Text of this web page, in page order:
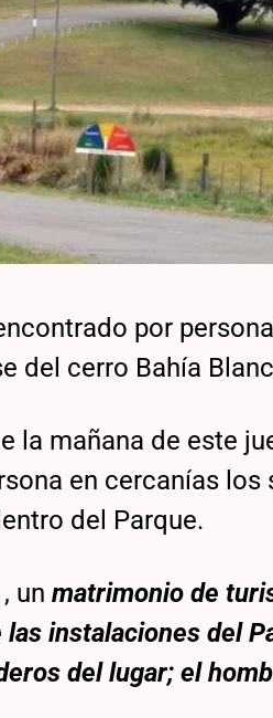
por
del cerro Bahía
la mañana de este
en cercanías
del Parque.
, unmatrimonio de
instalaciones del
del lugar; el